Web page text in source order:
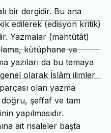
bir dergidir. Bu ana
edilerek (edisyon kritik)
Yazmalar (mahtûtât)
kütüphane ve
yazıları da bu temaya
olarak İslâm ilimler
olan yazma
şeffaf ve tam
yapılmasıdır.
ait risaleler başta